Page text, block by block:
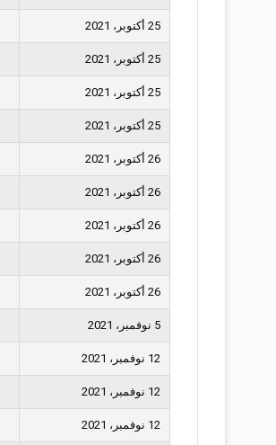
25 أكتوبر، 2021
25 أكتوبر، 2021
25 أكتوبر، 2021
25 أكتوبر، 2021
26 أكتوبر، 2021
26 أكتوبر، 2021
26 أكتوبر، 2021
26 أكتوبر، 2021
26 أكتوبر، 2021
5 نوفمبر، 2021
12 نوفمبر، 2021
12 نوفمبر، 2021
12 نوفمبر، 2021